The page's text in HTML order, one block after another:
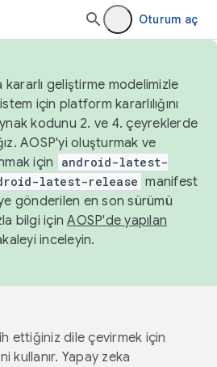
Oturum aç
geliştirme modelimizle
için platform kararlılığını
kodunu 2. ve 4. çeyreklerde
AOSP'yi oluşturmak ve
için
android-latest-
latest-release manifest
gönderilen en son sürümü
bilgi içinAOSP'de yapılan
inceleyin.
ettiğiniz dile çevirmek için
kullanır. Yapay zeka